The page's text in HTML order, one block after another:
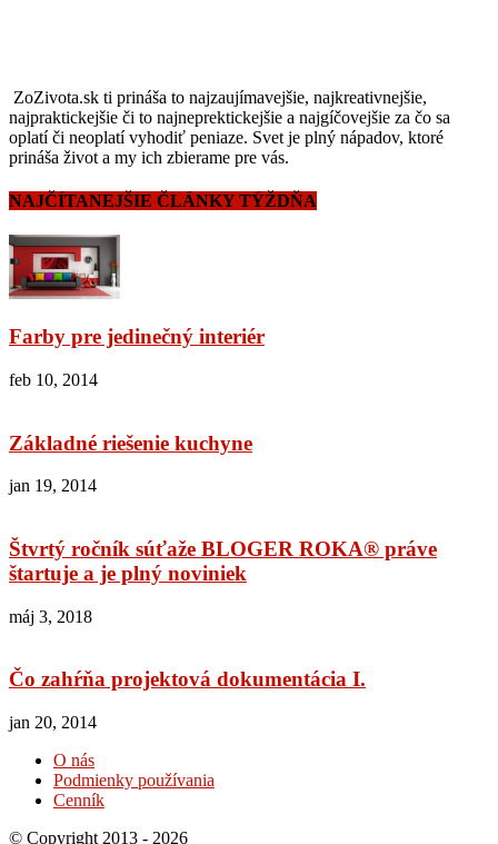
ZoZivota.sk ti prináša to najzaujímavejšie, najkreativnejšie,
najpraktickejšie či to najneprektickejšie a najgíčovejšie za čo sa
oplatí či neoplatí vyhodiť peniaze. Svet je plný nápadov, ktoré
prináša život a my ich zbierame pre vás.
NAJČÍTANEJŠIE ČLÁNKY TÝŽDŇA
Farby pre jedinečný interiér
feb 10, 2014
Základné riešenie kuchyne
jan 19, 2014
Štvrtý ročník súťaže BLOGER ROKA® práve
štartuje a je plný noviniek
máj 3, 2018
Čo zahŕňa projektová dokumentácia I.
jan 20, 2014
O nás
Podmienky používania
Cenník
© Copyright 2013 - 2026